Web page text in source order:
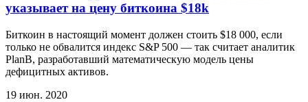
указывает на цену биткоина $18k
Биткоин в настоящий момент должен стоить $18 000, если
только не обвалится индекс S&P 500 — так считает аналитик
PlanB, разработавший математическую модель цены
дефицитных активов.
19 июн. 2020